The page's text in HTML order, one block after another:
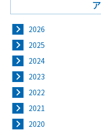
2026
2025
2024
2023
2022
2021
2020